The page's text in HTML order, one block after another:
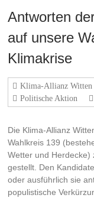
Antworten
auf unsere
Klimakrise
Klima-Allianz Witten
Politische Aktion
Die Klima-Allianz
Wahlkreis 139
Wetter und Herdecke)
gestellt. Den
oder ausführlich sie
populistische